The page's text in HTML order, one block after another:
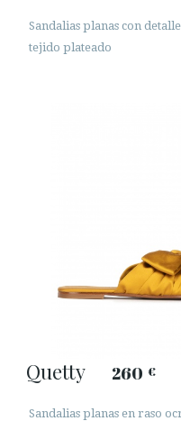
Sandalias planas con
tejido plateado
Quetty 260 €
Sandalias planas en raso